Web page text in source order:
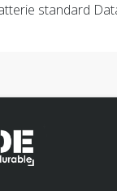
standard